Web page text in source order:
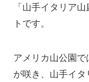
「山手イタリア
トです。
アメリカ山公園
が咲き、山手イタ